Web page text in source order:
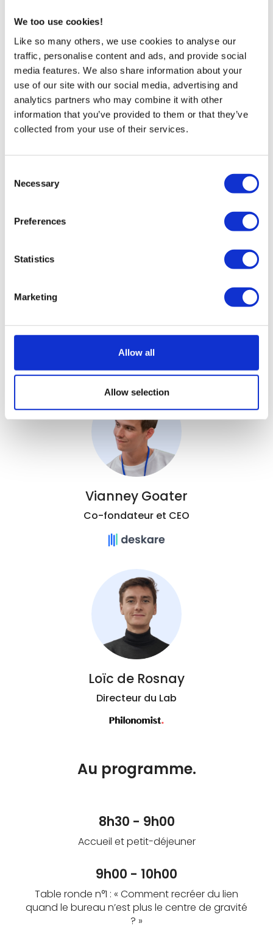
We too use cookies!
Like so many others, we use cookies to analyse our
traffic, personalise content and ads, and provide social
media features. We also share information about your
use of our site with our social media, advertising and
analytics partners who may combine it with other
information that you’ve provided to them or that they’ve
collected from your use of their services.
Selection
Necessary
Preferences
Statistics
Marketing
Allow all
Allow selection
Émilie Martin
Responsable de la
communication
Rédactrice en chef
Vianney Goater
Co-fondateur et CEO
Loïc de Rosnay
Directeur du Lab
Au programme.
8h30 - 9h00
Accueil et petit-déjeuner
9h00 - 10h00
Table ronde n°1 : « Comment recréer du lien
quand le bureau n’est plus le centre de gravité
? »